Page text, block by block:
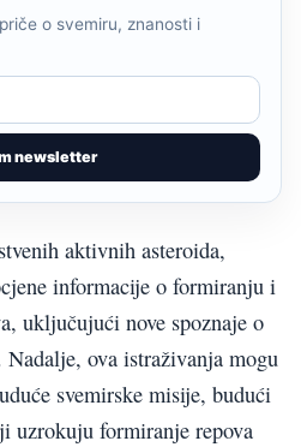
newsletter
o svemiru, znanosti i
aktivnih asteroida,
informacije o formiranju i
uključujući nove spoznaje o
ova istraživanja mogu
svemirske misije, budući
uzrokuju formiranje repova